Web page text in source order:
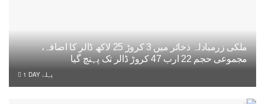
ملکی زرمبادلہ ذخائر میں 3 کروڑ 25 لاکھ ڈالر کا اضافہ،
مجموعی حجم 22 ارب 47 کروڑ ڈالر تک پہنچ گیا
1 DAY پہلے